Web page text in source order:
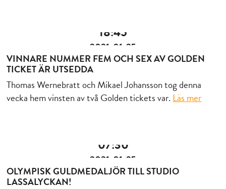
18:45
2021-01-25
VINNARE NUMMER FEM OCH SEX AV GOLDEN
TICKET ÄR UTSEDDA
Thomas Wernebratt och Mikael Johansson tog denna
vecka hem vinsten av två Golden tickets var. Läs mer
07:30
2021-01-25
OLYMPISK GULDMEDALJÖR TILL STUDIO
LASSALYCKAN!